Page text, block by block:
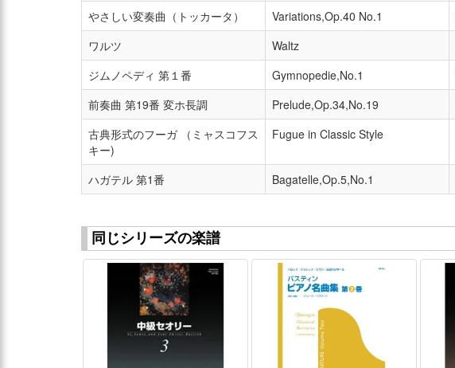
やさしい変奏曲（トッカータ）
Variations,Op.40 No.1
ワルツ
Waltz
ジムノペディ 第１番
Gymnopedie,No.1
前奏曲 第19番 変ホ長調
Prelude,Op.34,No.19
古典形式のフーガ （ミャスコフス
キー)
Fugue in Classic Style
ハガテル 第1番 Bagatelle,Op.5,No.1
同じシリーズの楽譜